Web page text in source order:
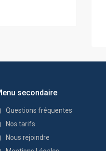
secondaire
Questions fréquentes
Nos tarifs
Nous rejoindre